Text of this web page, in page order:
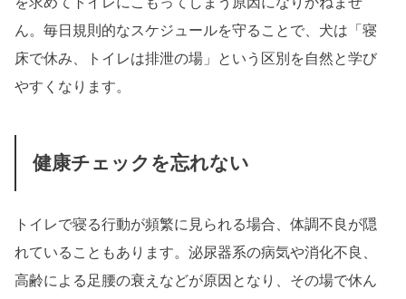
ん。毎日規則的なスケジュールを守ることで、犬は「寝
床で休み、トイレは排泄の場」という区別を自然と学び
やすくなります。
健康チェックを忘れない
トイレで寝る行動が頻繁に見られる場合、体調不良が隠
れていることもあります。泌尿器系の病気や消化不良、
高齢による足腰の衰えなどが原因となり、その場で休ん